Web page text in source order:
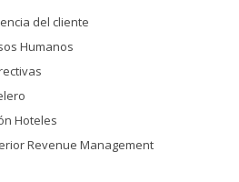
del cliente
Humanos
Hoteles
Revenue Management